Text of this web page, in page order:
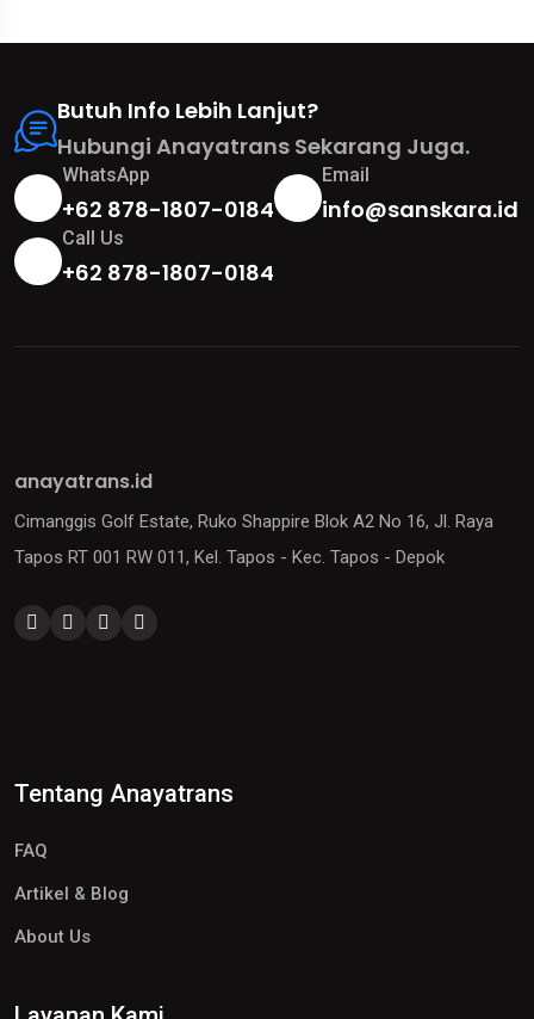
Butuh Info Lebih Lanjut?
Hubungi Anayatrans Sekarang Juga.
WhatsApp
+62 878-1807-0184
Email
info@sanskara.id
Call Us
+62 878-1807-0184
anayatrans.id
Cimanggis Golf Estate, Ruko Shappire Blok A2 No 16, Jl. Raya
Tapos RT 001 RW 011, Kel. Tapos - Kec. Tapos - Depok
Tentang Anayatrans
FAQ
Artikel & Blog
About Us